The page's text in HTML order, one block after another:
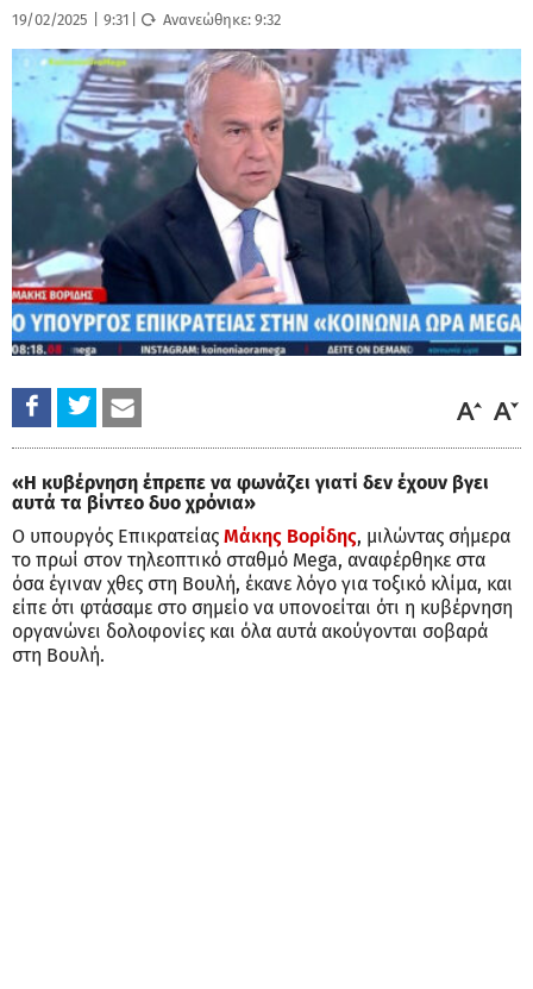
19/02/2025 9:31 Ανανεώθηκε:9:32
«Η κυβέρνηση έπρεπε να φωνάζει γιατί δεν έχουν βγει
αυτά τα βίντεο δυο χρόνια»
Ο υπουργός Επικρατείας Μάκης Βορίδης, μιλώντας σήμερα
το πρωί στον τηλεοπτικό σταθμό Mega, αναφέρθηκε στα
όσα έγιναν χθες στη Βουλή, έκανε λόγο για τοξικό κλίμα, και
είπε ότι φτάσαμε στο σημείο να υπονοείται ότι η κυβέρνηση
οργανώνει δολοφονίες και όλα αυτά ακούγονται σοβαρά
στη Βουλή.